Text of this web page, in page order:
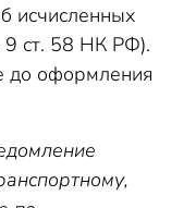
исчисленных
9 ст. 58 НК РФ).
до оформления